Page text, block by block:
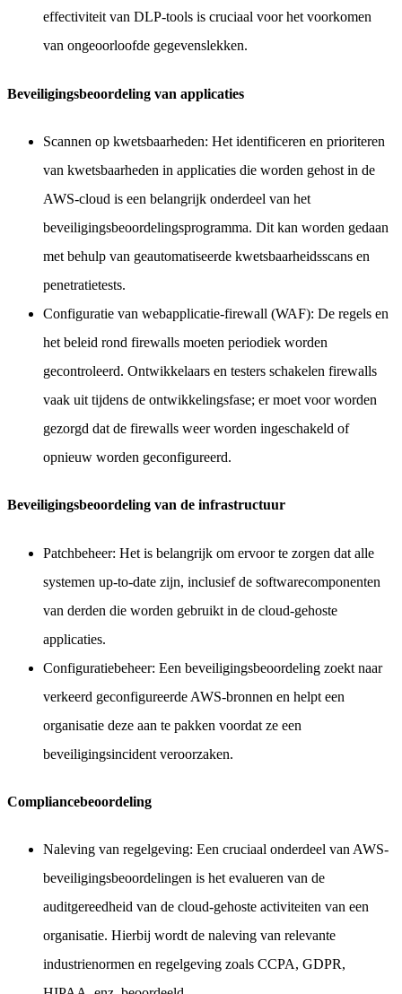
effectiviteit van DLP-tools is cruciaal voor het voorkomen
van ongeoorloofde gegevenslekken.
Beveiligingsbeoordeling van applicaties
Scannen op kwetsbaarheden: Het identificeren en prioriteren
van kwetsbaarheden in applicaties die worden gehost in de
AWS-cloud is een belangrijk onderdeel van het
beveiligingsbeoordelingsprogramma. Dit kan worden gedaan
met behulp van geautomatiseerde kwetsbaarheidsscans en
penetratietests.
Configuratie van webapplicatie-firewall (WAF): De regels en
het beleid rond firewalls moeten periodiek worden
gecontroleerd. Ontwikkelaars en testers schakelen firewalls
vaak uit tijdens de ontwikkelingsfase; er moet voor worden
gezorgd dat de firewalls weer worden ingeschakeld of
opnieuw worden geconfigureerd.
Beveiligingsbeoordeling van de infrastructuur
Patchbeheer: Het is belangrijk om ervoor te zorgen dat alle
systemen up-to-date zijn, inclusief de softwarecomponenten
van derden die worden gebruikt in de cloud-gehoste
applicaties.
Configuratiebeheer: Een beveiligingsbeoordeling zoekt naar
verkeerd geconfigureerde AWS-bronnen en helpt een
organisatie deze aan te pakken voordat ze een
beveiligingsincident veroorzaken.
Compliancebeoordeling
Naleving van regelgeving: Een cruciaal onderdeel van AWS-
beveiligingsbeoordelingen is het evalueren van de
auditgereedheid van de cloud-gehoste activiteiten van een
organisatie. Hierbij wordt de naleving van relevante
industrienormen en regelgeving zoals CCPA, GDPR,